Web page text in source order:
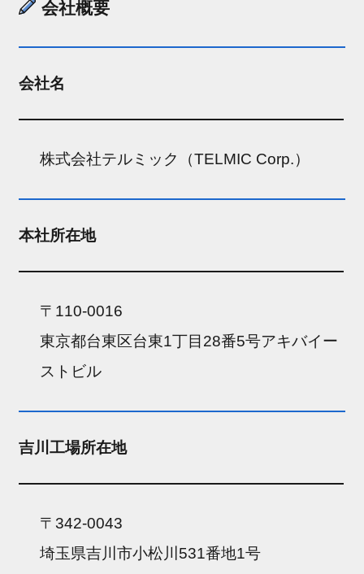
会社概要
会社名
株式会社テルミック（TELMIC Corp.）
本社所在地
〒110-0016
東京都台東区台東1丁目28番5号アキバイー
ストビル
吉川工場所在地
〒342-0043
埼玉県吉川市小松川531番地1号